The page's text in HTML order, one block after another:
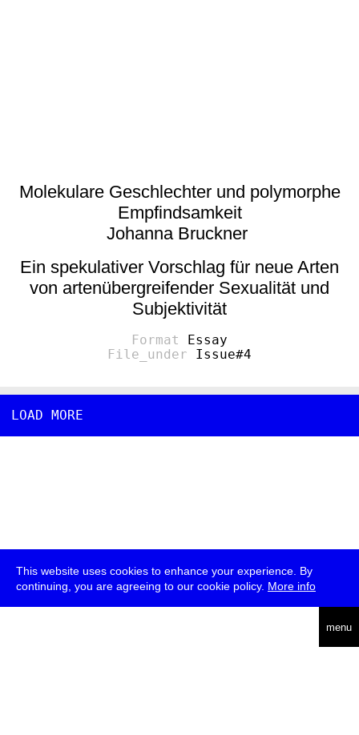
This website uses cookies to enhance your experience. By
continuing, you are agreeing to our cookie policy. More info
menu
Molekulare Geschlechter und polymorphe
Empfindsamkeit
Johanna Bruckner
Ein spekulativer Vorschlag für neue Arten
von artenübergreifender Sexualität und
Subjektivität
Essay
Issue#4
LOAD MORE